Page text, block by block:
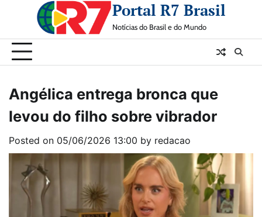
Portal R7 Brasil
Notícias do Brasil e do Mundo
Angélica entrega bronca que
levou do filho sobre vibrador
Posted on 05/06/2026 13:00 by redacao